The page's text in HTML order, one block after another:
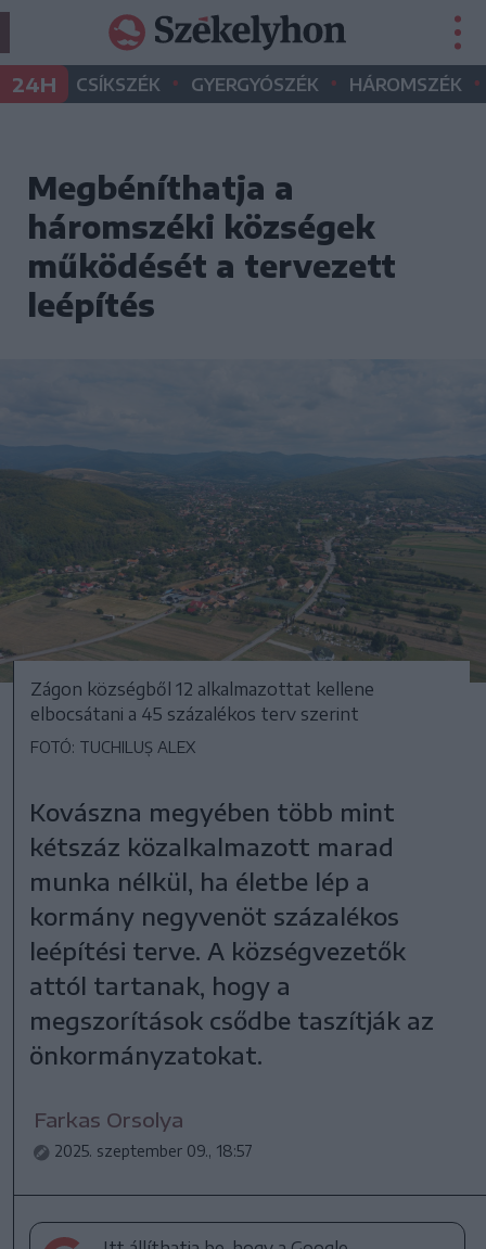
24H CSÍKSZÉK • GYERGYÓSZÉK • HÁROMSZÉK •
Megbéníthatja a
háromszéki községek
működését a tervezett
leépítés
Zágon községből 12 alkalmazottat kellene
elbocsátani a 45 százalékos terv szerint
FOTÓ: TUCHILUȘ ALEX
Kovászna megyében több mint
kétszáz közalkalmazott marad
munka nélkül, ha életbe lép a
kormány negyvenöt százalékos
leépítési terve. A községvezetők
attól tartanak, hogy a
megszorítások csődbe taszítják az
önkormányzatokat.
Farkas Orsolya
2025. szeptember 09., 18:57